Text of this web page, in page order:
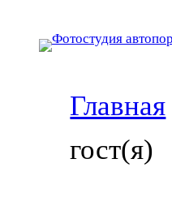
Главная
гост(я)